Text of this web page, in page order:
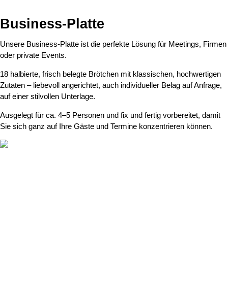
Business-Platte
Unsere Business-Platte ist die perfekte Lösung für Meetings, Firmen
oder private Events.
18 halbierte, frisch belegte Brötchen mit klassischen, hochwertigen
Zutaten – liebevoll angerichtet, auch individueller Belag auf Anfrage,
auf einer stilvollen Unterlage.
Ausgelegt für ca. 4–5 Personen und fix und fertig vorbereitet, damit
Sie sich ganz auf Ihre Gäste und Termine konzentrieren können.